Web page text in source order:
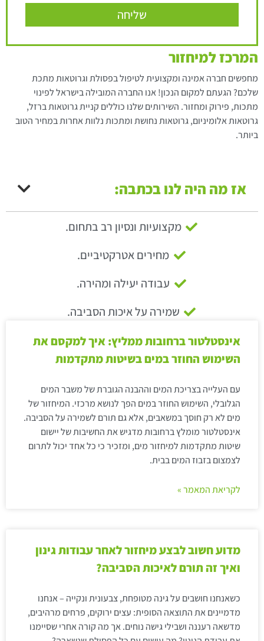
שליחה
המרכז למיחזור
מחפשים חברה אמינה ומקצועית לטיפול בפסולת וגרוטאות מתכת
שלכם? הגעתם למקום הנכון! אנו החברה המובילה בישראל לפינוי
מתכות, פירוק ומחזור. השירותים שלנו כוללים קניית גרוטאות ברזל,
גרוטאות אלומיניום, גרוטאות נחושת ומתכות נלוות אחרות במחיר הטוב
ביותר.
אז מה היה לנו בכתבה:
מקצועיות ונסיון רב בתחום.
מחירים אטרקטיביים.
עבודה יעילה ומהירה.
שמירה על איכות הסביבה.
אינסטלטור ברחובות ממליץ: איך למקסם את
השימוש החוזר במים בשיטות מתקדמות
עם העלייה בצריכת המים וההבנה הגוברת של משבר המים
הגלובלי, השימוש החוזר במים הפך לנושא מרכזי. המיחזור של
מים לא רק חוסך במשאבים, אלא גם תורם לשמירה על הסביבה.
אינסטלטור מומלץ ברחובות מדגיש את החשיבות של יישום
שיטות מתקדמות למיחזור מים, ומזכיר כי כל אחד יכול לתרום
לצמצום בזבוז המים בבית.
לקריאת המאמר »
מדוע חשוב לבצע מיחזור לאחר עבודות גינון
ואיך זה תורם לאיכות הסביבה?
כשאנחנו חושבים על גינה מטופחת, צבעונית ונקייה – אנחנו
מדמיינים את התוצאה הסופית: עצים ירוקים, פרחים מרהיבים,
מדשאה רעננה ושבילי גישה נוחים. אך מה קורה אחרי שסיימנו